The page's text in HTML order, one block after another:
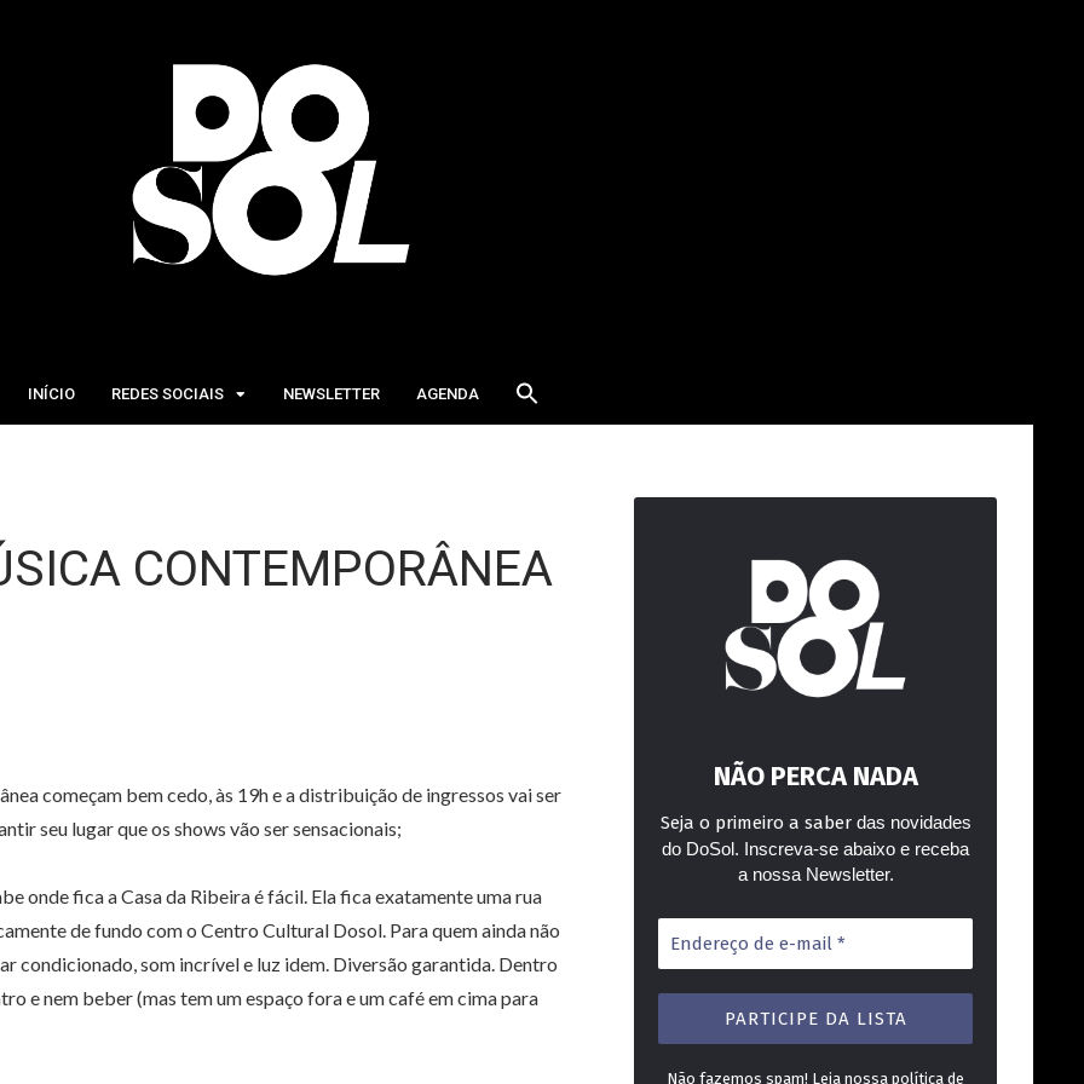
INÍCIO REDES SOCIAIS NEWSLETTER AGENDA
CONTEMPORÂNEA
começam bem cedo, às 19h e a distribuição de ingressos vai ser
seu lugar que os shows vão ser sensacionais;
onde fica a Casa da Ribeira é fácil. Ela fica exatamente uma rua
de fundo com o Centro Cultural Dosol. Para quem ainda não
condicionado, som incrível e luz idem. Diversão garantida. Dentro
e nem beber (mas tem um espaço fora e um café em cima para
NÃO PERCA NADA
Seja o primeiro a saberdas novidades
do DoSol. Inscreva-se abaixo e receba
a nossa Newsletter.
Endereço
de
e-
mail
Não fazemos spam! Leia nossa política de